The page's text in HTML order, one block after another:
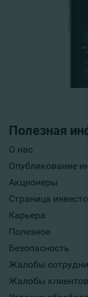
Полезная
О нас
Опубликование
Акционеры
Страница
Карьера
Полезное
Безопасность
Жалобы
Жалобы клиентов